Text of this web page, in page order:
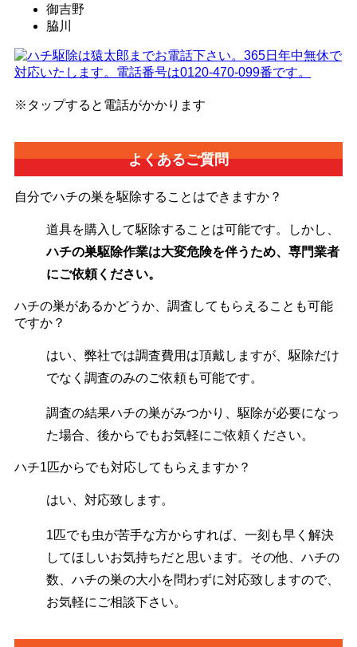
御吉野
脇川
※タップすると電話がかかります
よくあるご質問
自分でハチの巣を駆除することはできますか？
道具を購入して駆除することは可能です。しかし、
ハチの巣駆除作業は大変危険を伴うため、専門業者
にご依頼ください。
ハチの巣があるかどうか、調査してもらえることも可能
ですか？
はい、弊社では調査費用は頂戴しますが、駆除だけ
でなく調査のみのご依頼も可能です。
調査の結果ハチの巣がみつかり、駆除が必要になっ
た場合、後からでもお気軽にご依頼ください。
ハチ1匹からでも対応してもらえますか？
はい、対応致します。
1匹でも虫が苦手な方からすれば、一刻も早く解決
してほしいお気持ちだと思います。その他、ハチの
数、ハチの巣の大小を問わずに対応致しますので、
お気軽にご相談下さい。